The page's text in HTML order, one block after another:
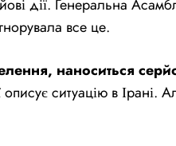
дії. Генеральна
все це.
наноситься
ситуацію в Ірані.